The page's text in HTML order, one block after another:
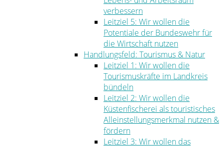
verbessern
Leitziel 5: Wir wollen die
Potentiale der Bundeswehr für
die Wirtschaft nutzen
Handlungsfeld: Tourismus & Natur
Leitziel 1: Wir wollen die
Tourismuskräfte im Landkreis
bündeln
Leitziel 2: Wir wollen die
Küstenfischerei als touristisches
Alleinstellungsmerkmal nutzen &
fördern
Leitziel 3: Wir wollen das